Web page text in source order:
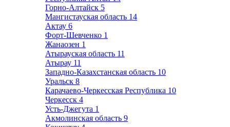
Горно-Алтайск 5
Мангистауская область 14
Актау 6
Форт-Шевченко 1
Жанаозен 1
Атырауская область 11
Атырау 11
Западно-Казахстанская область 10
Уральск 8
Карачаево-Черкесская Республика 10
Черкесск 4
Усть-Джегута 1
Акмолинская область 9